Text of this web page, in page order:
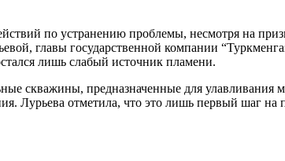
по устранению проблемы, несмотря на
главы государственной компании
лишь слабый источник пламени.
скважины, предназначенные для улавливания
Лурьева отметила, что это лишь первый шаг